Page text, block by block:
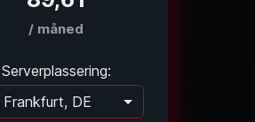
/ måned
Serverplassering:
Frankfurt, DE
Laster...